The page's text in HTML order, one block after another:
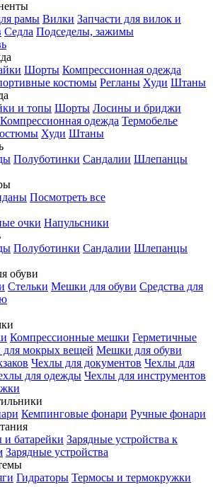
рамы Вилки Запчасти для вилок и
Седла Подседелы, зажимы
Шорты Компрессионная одежда
костюмы Регланы Худи Штаны
и топы Шорты Лосины и бриджи
Компрессионная одежда Термобелье
Худи Штаны
Полуботинки Сандалии Шлепанцы
Посмотреть все
очки Напульсники
Полуботинки Сандалии Шлепанцы
обуви
Стельки Мешки для обуви Средства для
Компрессионные мешки Герметичные
мокрых вещей Мешки для обуви
Чехлы для документов Чехлы для
для одежды Чехлы для инструментов
Кемпинговые фонари Ручные фонари
батарейки Зарядные устройства к
Зарядные устройства
Гидраторы Термосы и термокружки